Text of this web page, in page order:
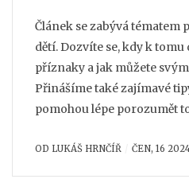
Článek se zabývá tématem
dětí. Dozvíte se, kdy k tomu
příznaky a jak můžete
Přinášíme také zajímavé
pomohou lépe porozumět
OD LUKÁŠ HRNČÍŘ ČEN, 16